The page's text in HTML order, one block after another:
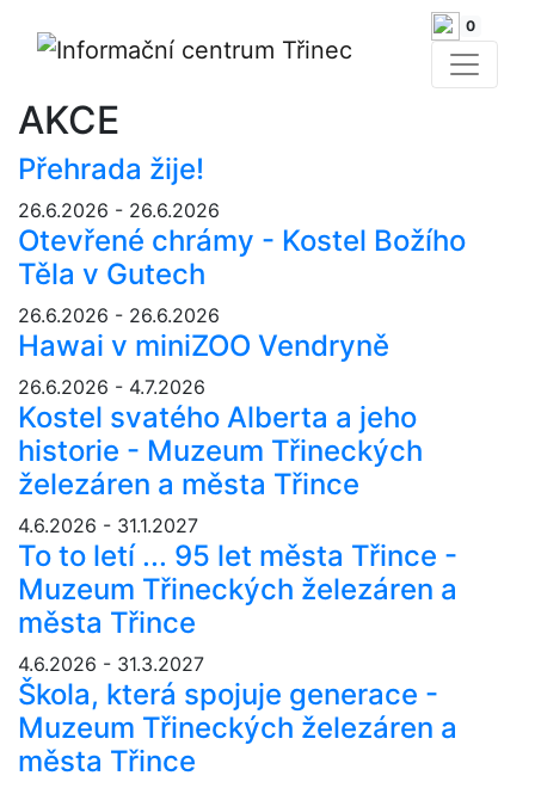
0
AKCE
Přehrada žije!
26.6.2026 - 26.6.2026
Otevřené chrámy - Kostel Božího
Těla v Gutech
26.6.2026 - 26.6.2026
Hawai v miniZOO Vendryně
26.6.2026 - 4.7.2026
Kostel svatého Alberta a jeho
historie - Muzeum Třineckých
železáren a města Třince
4.6.2026 - 31.1.2027
To to letí ... 95 let města Třince -
Muzeum Třineckých železáren a
města Třince
4.6.2026 - 31.3.2027
Škola, která spojuje generace -
Muzeum Třineckých železáren a
města Třince